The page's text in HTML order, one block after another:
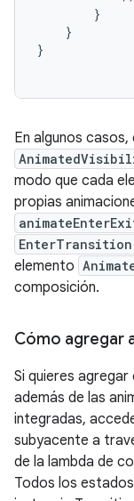
}
}
}
En algunos casos,
modo que cada
propias
elemento
composición.
Cómo agregar
Si quieres
además de las
integradas,
subyacente a
de la lambda de
Todos los